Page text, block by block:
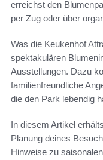
erreichst den
per Zug oder über
Was die Keukenhof
spektakulären
Ausstellungen. Dazu
familienfreundliche
die den Park lebendig
In diesem Artikel
Planung deines
Hinweise zu